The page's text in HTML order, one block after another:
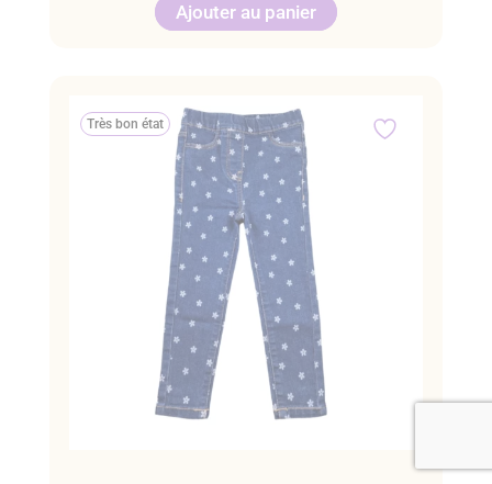
Ajouter au panier
Très bon état